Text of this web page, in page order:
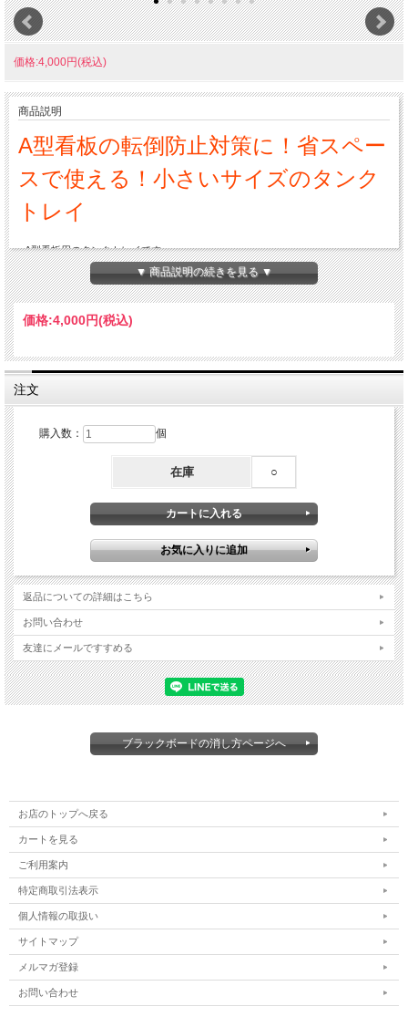
価格:4,000円(税込)
商品説明
A型看板の転倒防止対策に！省スペー
スで使える！小さいサイズのタンク
トレイ
●A型看板用のタンクトレイです
●水タンク1個(別売り)を乗せる重し台として使用します
●375～580ｍｍまで伸縮し375ｍｍ以上開くA型看板に適合します
●別売りの水タンク(ポリウエイト)と併せて使うことで、A型看板を屋外で使用する
▼ 商品説明の続きを見る ▼
価格:4,000円(税込)
注文
購入数： 個
在庫 ○
返品についての詳細はこちら
お問い合わせ
友達にメールですすめる
ブラックボードの消し方ページへ
お店のトップへ戻る
カートを見る
ご利用案内
特定商取引法表示
個人情報の取扱い
サイトマップ
メルマガ登録
お問い合わせ